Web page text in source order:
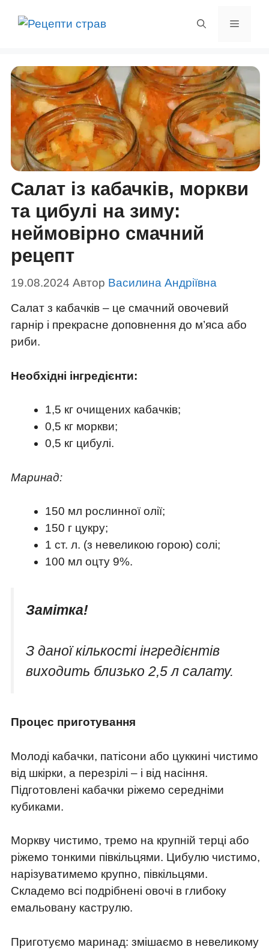
Меню
Салат із кабачків, моркви
та цибулі на зиму:
неймовірно смачний
рецепт
19.08.2024 Автор Василина Андріївна
Салат з кабачків – це смачний овочевий
гарнір і прекрасне доповнення до м’яса або
риби.
Необхідні інгредієнти:
1,5 кг очищених кабачків;
0,5 кг моркви;
0,5 кг цибулі.
Маринад:
150 мл рослинної олії;
150 г цукру;
1 ст. л. (з невеликою горою) солі;
100 мл оцту 9%.
Замітка!
З даної кількості інгредієнтів
виходить близько 2,5 л салату.
Процес приготування
Молоді кабачки, патісони або цуккині чистимо
від шкірки, а перезрілі – і від насіння.
Підготовлені кабачки ріжемо середніми
кубиками.
Моркву чистимо, тремо на крупній терці або
ріжемо тонкими півкільцями. Цибулю чистимо,
нарізуватимемо крупно, півкільцями.
Складемо всі подрібнені овочі в глибоку
емальовану каструлю.
Приготуємо маринад: змішаємо в невеликому